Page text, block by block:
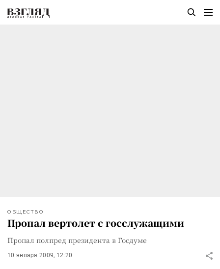
ОБЩЕСТВО
Пропал вертолет с госслужащими
Пропал полпред президента в Госдуме
10 января 2009, 12:20